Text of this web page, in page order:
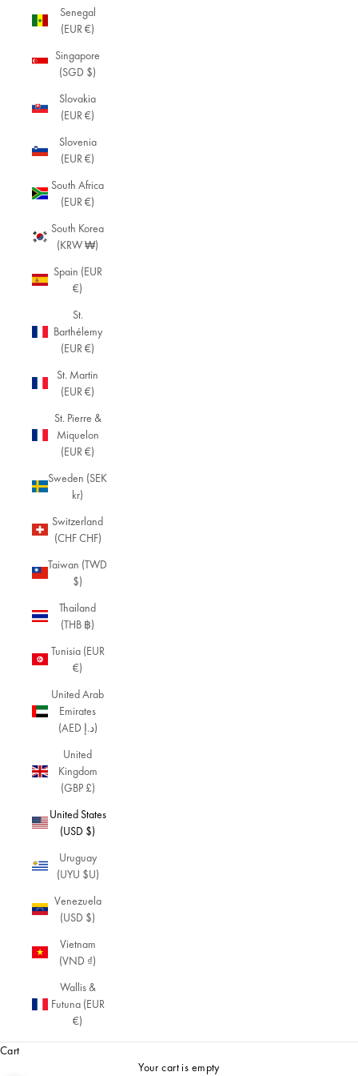
Senegal
(EUR €)
Singapore
(SGD $)
Slovakia
(EUR €)
Slovenia
(EUR €)
South Africa
(EUR €)
South Korea
(KRW ₩)
Spain (EUR
€)
St.
Barthélemy
(EUR €)
St. Martin
(EUR €)
St. Pierre &
Miquelon
(EUR €)
Sweden (SEK
kr)
Switzerland
(CHF CHF)
Taiwan (TWD
$)
Thailand
(THB ฿)
Tunisia (EUR
€)
United Arab
Emirates
(AED د.إ)
United
Kingdom
(GBP £)
United States
(USD $)
Uruguay
(UYU $U)
Venezuela
(USD $)
Vietnam
(VND ₫)
Wallis &
Futuna (EUR
€)
Cart
Your cart is empty